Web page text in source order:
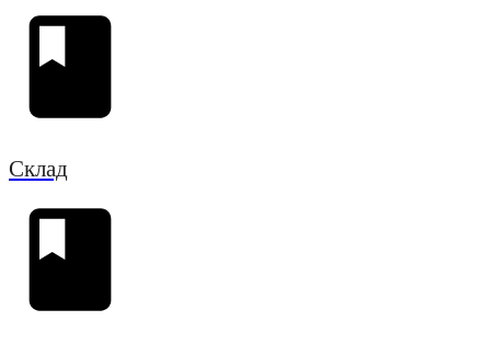
Склад